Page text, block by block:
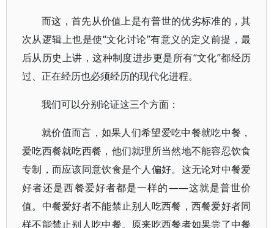
而这，首先从价值上是有普世的优劣标准的，其
次从逻辑上也是使“文化讨论”有意义的定义前提，最
后从历史上讲，这种制度进步更是所有“文化”都经历
过、正在经历也必须经历的现代化进程。
我们可以分别论证这三个方面：
就价值而言，如果人们希望爱吃中餐就吃中餐，
爱吃西餐就吃西餐，他们就理所当然地不能容忍饮食
专制，而应该同意饮食是个人偏好。这无论对中餐爱
好者还是西餐爱好者都是一样的——这就是普世价
值。中餐爱好者不能禁止别人吃西餐，西餐爱好者同
样不能禁止别人吃中餐。原来吃西餐者如果尝了中餐